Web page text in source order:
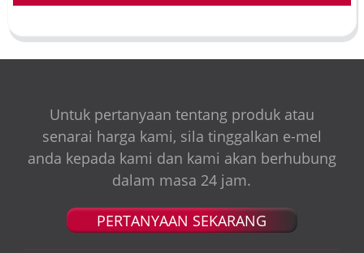
Untuk pertanyaan tentang produk atau
senarai harga kami, sila tinggalkan e-mel
anda kepada kami dan kami akan berhubung
dalam masa 24 jam.
PERTANYAAN SEKARANG